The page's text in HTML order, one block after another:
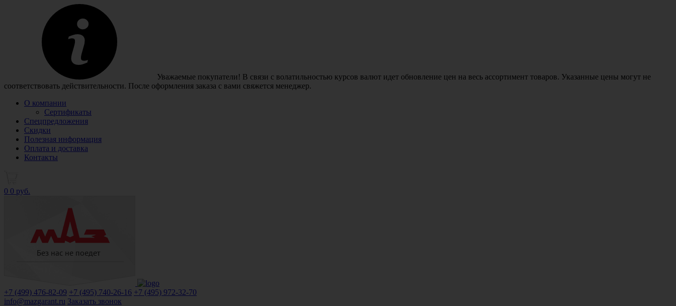
Уважаемые покупатели! В связи с волатильностью курсов валют идет обновление цен на весь ассортимент товаров. Указанные цены могут не
соответствовать действительности. После оформления заказа с вами свяжется менеджер.
О компании
Сертификаты
Спецпредложения
Скидки
Полезная информация
Оплата и доставка
Контакты
0 0 руб.
+7 (499) 476-82-09 +7 (495) 740-26-16 +7 (495) 972-32-70
info@mazgarant.ru Заказать звонок